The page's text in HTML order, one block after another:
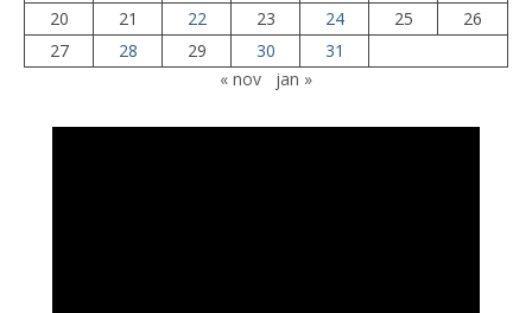
20
21 22 23 24 25
26
27
28 29 30
31
« nov
jan »